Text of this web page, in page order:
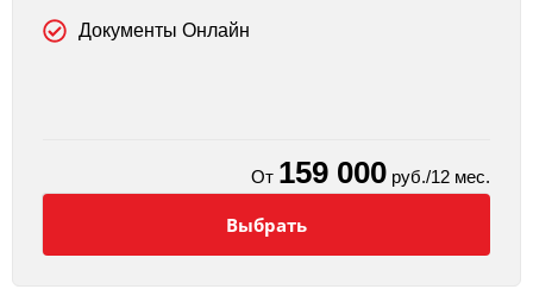
Документы Онлайн
От 159 000 руб./12 мес.
Выбрать